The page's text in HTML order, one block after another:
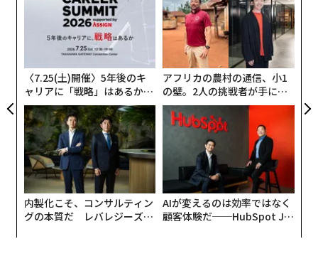
〈7.25(土)開催〉5年後のキ
ャリアに「戦略」はあるか。
トップエグゼクティブのキャ
リアに触れる1日│CAREER S
UMMIT 2026
アフリカの農村の通信、小1
の壁。2人の挑戦者が手にし
た「次なる武器」
内製化こそ、コンサルティン
グの本質だ レバレジーズが
AIが変えるのは効率ではなく
顧客体験だ──HubSpot Ja